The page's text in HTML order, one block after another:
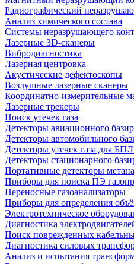
Радиографический
Анализ химического состава
Системы неразрушающего
Лазерные 3D-сканеры
Вибродиагностика
Лазерная центровка
Акустические дефектоскопы
Воздушные лазерные сканеры
Координатно-измерительные
Лазерные трекеры
Поиск утечек газа
Детекторы авиационного
Детекторы автомобильного
Детекторы утечек газа для
Детекторы стационарного
Портативные детекторы метана
Приборы для поиска ПЭ
Переносные газоанализаторы
Приборы для определения
Электротехническое
Диагностика
Поиск поврежденных
Диагностика силовых
Анализ и испытания